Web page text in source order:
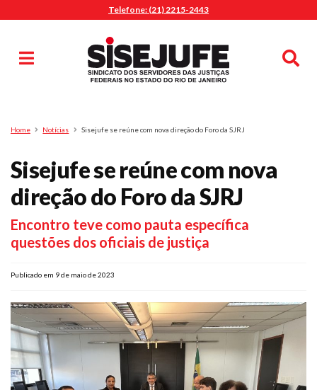
Telefone: (21) 2215-2443
Pesquisa
Home Notícias Sisejufe se reúne com nova direção do Foro da SJRJ
Sisejufe se reúne com nova
direção do Foro da SJRJ
Encontro teve como pauta específica
questões dos oficiais de justiça
Publicado em 9 de maio de 2023
MENU
Sindicalize-se
Diretoria
O Sindicato
Agenda
Casa do Alto
Sede Campestre
Nossos Convênios
Seguro Auto
Plano de Saúde
Assistência Funeral
Pós-graduação